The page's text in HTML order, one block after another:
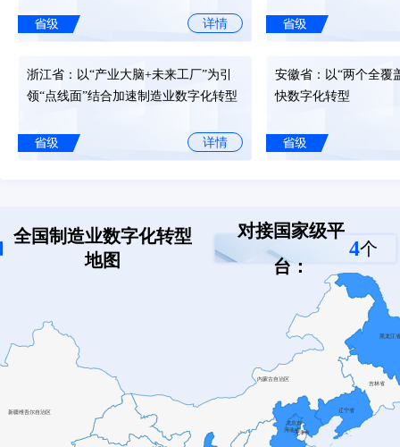
《关于金融支持新型工业化的指导意见》
工业和信息化部等八部门关于印发《机械工业数字化转型实施方案
六部门关于开展2025年度智能工厂梯度培育行动的通知
发布时间: 2025-06-19
工业和信息化部等六部门关于印发《纺织工业数字化转型实施方案
工业和信息化部等六部门关于印发《纺织工业数字化转型实施方案
发布时间: 2025-06-17
工业和信息化部办公厅印发《关于深入推进工业和信息化绿色低碳
方案》的通知
发布时间: 2025-06-13
详情
浙江省：以“产业大脑+未来工厂”为引
领“点线面”结合加速制造业数字化转型
详情
安徽省：以“两个全覆
快数字化转型
详情
东样板”
推动制造业数字化转型
重庆市：以实数融合
逐“智”而行
四川省：“三位一体”优化政策服务体
北京市顺义区：开展
全国制造业数字化转型
地图
对接国家级平
台：
4个